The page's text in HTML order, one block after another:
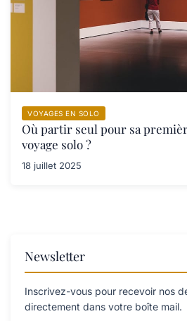
VOYAGES EN SOLO
Où partir seul pour sa
voyage solo ?
18 juillet 2025
Newsletter
Inscrivez-vous pour recevoir nos
directement dans votre boîte mail.